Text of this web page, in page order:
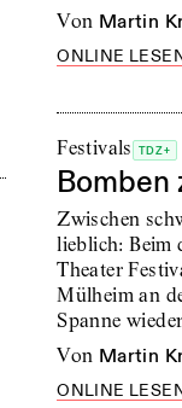
von Martin
ONLINE
Festivals TDZ+
Bomben
Zwischen
lieblich: Beim
Theater
Mülheim an
Spanne
von Martin
ONLINE